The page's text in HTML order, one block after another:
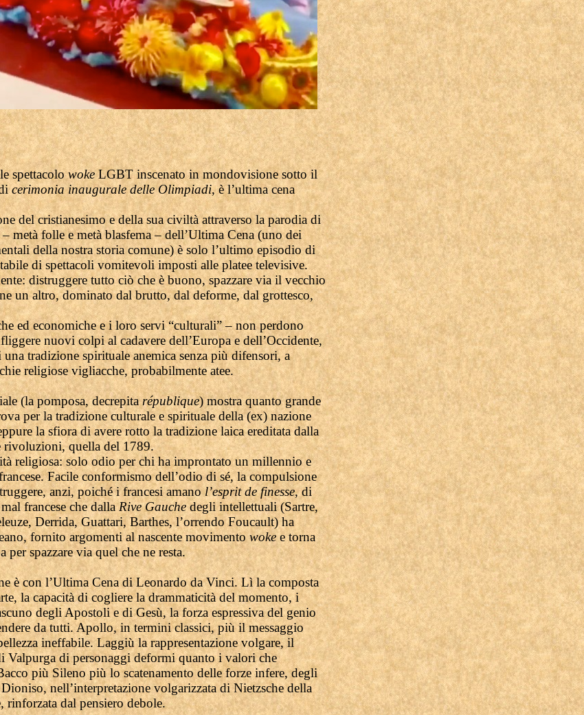
spettacolowokeLGBT inscenato in mondovisione sotto il
cerimonia inaugurale delle Olimpiadi, è l’ultima cena
del cristianesimo e della sua civiltà attraverso la parodia di
metà folle e metà blasfema – dell’Ultima Cena (uno dei
della nostra storia comune) è solo l’ultimo episodio di
di spettacoli vomitevoli imposti alle platee televisive.
distruggere tutto ciò che è buono, spazzare via il vecchio
un altro, dominato dal brutto, dal deforme, dal grottesco,
ed economiche e i loro servi “culturali” – non perdono
nuovi colpi al cadavere dell’Europa e dell’Occidente,
tradizione spirituale anemica senza più difensori, a
religiose vigliacche, probabilmente atee.
(la pomposa, decrepitarépublique) mostra quanto grande
per la tradizione culturale e spirituale della (ex) nazione
la sfiora di avere rotto la tradizione laica ereditata dalla
rivoluzioni, quella del 1789.
religiosa: solo odio per chi ha improntato un millennio e
Facile conformismo dell’odio di sé, la compulsione
anzi, poiché i francesi amanol’esprit de finesse, di
francese che dallaRive Gauchedegli intellettuali (Sartre,
Derrida, Guattari, Barthes, l’orrendo Foucault) ha
fornito argomenti al nascente movimentowokee torna
per spazzare via quel che ne resta.
è con l’Ultima Cena di Leonardo da Vinci. Lì la composta
la capacità di cogliere la drammaticità del momento, i
degli Apostoli e di Gesù, la forza espressiva del genio
da tutti. Apollo, in termini classici, più il messaggio
ineffabile. Laggiù la rappresentazione volgare, il
Valpurga di personaggi deformi quanto i valori che
più Sileno più lo scatenamento delle forze infere, degli
nell’interpretazione volgarizzata di Nietzsche della
rinforzata dal pensiero debole.